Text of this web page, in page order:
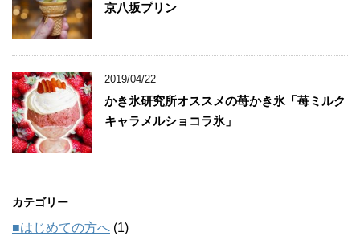
京八坂プリン
2019/04/22
かき氷研究所オススメの苺かき氷「苺ミルク
キャラメルショコラ氷」
カテゴリー
■はじめての方へ (1)